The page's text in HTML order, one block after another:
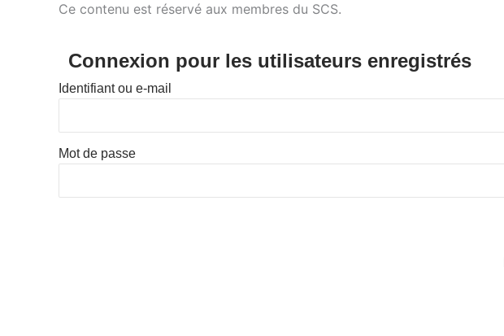
Ce contenu est réservé aux membres du SCS.
Connexion pour les utilisateurs enregistrés
Identifiant ou e-mail
Mot de passe